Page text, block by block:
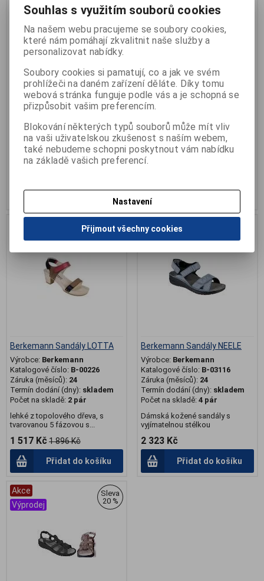
Berkemann Sandály
COLETTA
Výrobce:Berkemann
Katalogové číslo: B-01751
Záruka (měsíců):
Termín dodání (dny): skladem
Počet na skladě: 2 pár
dámské kožené sandály šíře G-I,
pohodlné, zapínan...
Berkemann sandály ELISHA
Výrobce:Berkemann
Katalogové číslo:B-01045
Záruka (měsíců):24
Termín dodání (dny):
Počet na skladě:
dámské kožené sandály, řada
Berkoflex
Přidat do košíku
Výprodej
Sleva
20 %
Berkemann Sandály LOTTA
Výrobce: Berkemann
Katalogové číslo: B-00226
Záruka (měsíců): 24
Termín dodání (dny): skladem
Počet na skladě: 2 pár
lehké z topolového dřeva, s
tvarovanou 5 fázovou s...
1 517 Kč 1 896 Kč
Přidat do košíku
Výprodej
Berkemann Sandály NEELE
Výrobce: Berkemann
Katalogové číslo: B-03116
Záruka (měsíců): 24
Termín dodání (dny): skladem
Počet na skladě: 4 pár
Dámská kožené sandály s
vyjímatelnou stélkou
2 323 Kč
Přidat do košíku
Akce
Výprodej
Sleva
20 %
Souhlas s využitím souborů cookies
Na našem webu pracujeme se soubory cookies,
které nám pomáhají zkvalitnit naše služby a
personalizovat nabídky.
Soubory cookies si pamatují, co a jak ve svém
prohlížeči na daném zařízení děláte. Díky tomu
webová stránka funguje podle vás a je schopná se
přizpůsobit vašim preferencím.
Blokování některých typů souborů může mít vliv
na vaši uživatelskou zkušenost s naším webem,
také nebudeme schopni poskytnout vám nabídku
na základě vašich preferencí.
Nastavení
Přijmout všechny cookies